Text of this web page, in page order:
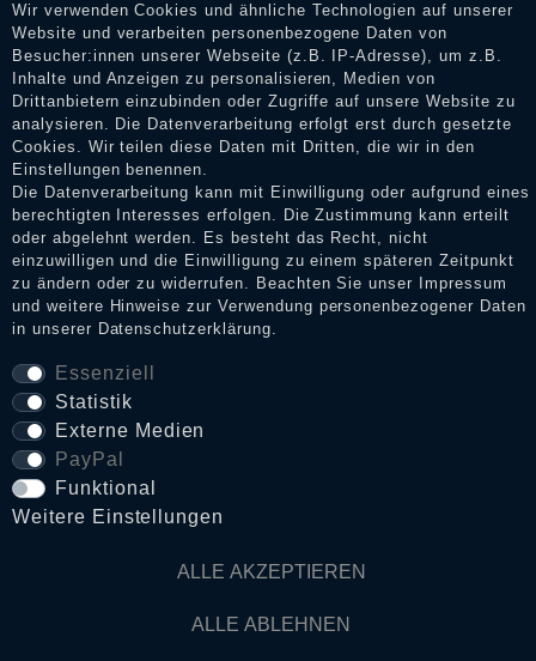
Erhalt einer Benachrichtigungs-E-Mail können Händler die
Bewertungen verifizieren und über die erfolgte Verifizierung im
Shop informieren.
Impressum
Daten­schutz­erklärung
AGB
Widerrufs­recht
VERTRAG WIDERRUFEN
© Copyright 2026 Dark Ages Glasche & Kuczwalska GbR
Wir verwenden Cookies und ähnliche Technologien auf unserer
Website und verarbeiten personenbezogene Daten von
Besucher:innen unserer Webseite (z.B. IP-Adresse), um z.B.
Inhalte und Anzeigen zu personalisieren, Medien von
Drittanbietern einzubinden oder Zugriffe auf unsere Website zu
analysieren. Die Datenverarbeitung erfolgt erst durch gesetzte
Cookies. Wir teilen diese Daten mit Dritten, die wir in den
Einstellungen benennen.
Die Datenverarbeitung kann mit Einwilligung oder aufgrund eines
berechtigten Interesses erfolgen. Die Zustimmung kann erteilt
oder abgelehnt werden. Es besteht das Recht, nicht
einzuwilligen und die Einwilligung zu einem späteren Zeitpunkt
zu ändern oder zu widerrufen. Beachten Sie unser
Impressum
und weitere Hinweise zur Verwendung personenbezogener Daten
in unserer Daten­schutz­erklärung.
Essenziell
Statistik
Externe Medien
PayPal
Funktional
Weitere Einstellungen
ALLE AKZEPTIEREN
ALLE ABLEHNEN